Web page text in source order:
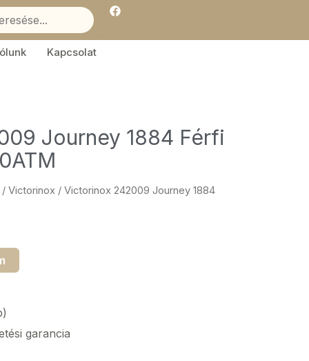
F
a
e
Kapcsolat
Journey 1884 Férfi
/ Victorinox / Victorinox 242009 Journey 1884
garancia